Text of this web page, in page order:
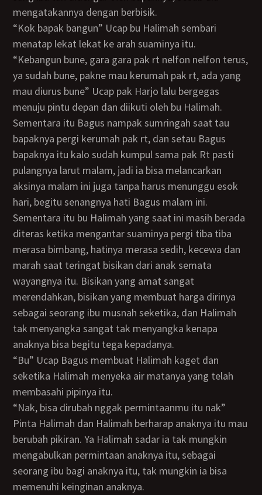
mengatakannya dengan berbisik.
“Kok bapak bangun” Ucap bu Halimah sembari
menatap lekat lekat ke arah suaminya itu.
“Kebangun bune, gara gara pak rt nelfon nelfon terus,
ya sudah bune, pakne mau kerumah pak rt, ada yang
mau diurus bune” Ucap pak Harjo lalu bergegas
menuju pintu depan dan diikuti oleh bu Halimah.
Sementara itu Bagus nampak sumringah saat tau
bapaknya pergi kerumah pak rt, dan setau Bagus
bapaknya itu kalo sudah kumpul sama pak Rt pasti
pulangnya larut malam, jadi ia bisa melancarkan
aksinya malam ini juga tanpa harus menunggu esok
hari, begitu senangnya hati Bagus malam ini.
Sementara itu bu Halimah yang saat ini masih berada
diteras ketika mengantar suaminya pergi tiba tiba
merasa bimbang, hatinya merasa sedih, kecewa dan
marah saat teringat bisikan dari anak semata
wayangnya itu. Bisikan yang amat sangat
merendahkan, bisikan yang membuat harga dirinya
sebagai seorang ibu musnah seketika, dan Halimah
tak menyangka sangat tak menyangka kenapa
anaknya bisa begitu tega kepadanya.
“Bu” Ucap Bagus membuat Halimah kaget dan
seketika Halimah menyeka air matanya yang telah
membasahi pipinya itu.
“Nak, bisa dirubah nggak permintaanmu itu nak”
Pinta Halimah dan Halimah berharap anaknya itu mau
berubah pikiran. Ya Halimah sadar ia tak mungkin
mengabulkan permintaan anaknya itu, sebagai
seorang ibu bagi anaknya itu, tak mungkin ia bisa
memenuhi keinginan anaknya.